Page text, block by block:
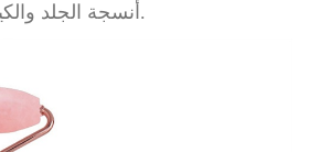
أنسجة الجلد والكيراتين داخل البصيلات.